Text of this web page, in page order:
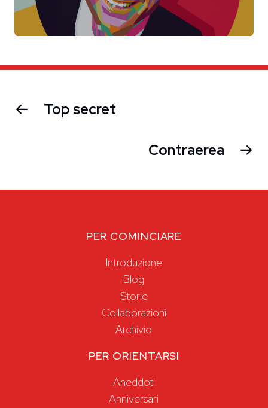
Top secret
Contraerea
PER COMINCIARE
Introduzione
Blog
Storie
Collaborazioni
Archivio
PER ORIENTARSI
Aneddoti
Anniversari